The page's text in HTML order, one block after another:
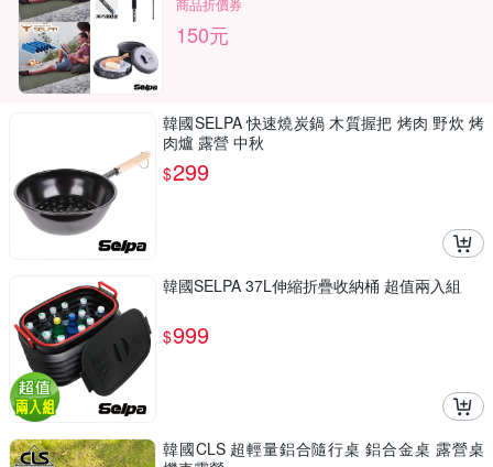
商品折價券
150元
韓國SELPA 快速燒炭鍋 木質握把 烤肉 野炊 烤
肉爐 露營 中秋
$299
韓國SELPA 37L伸縮折疊收納桶 超值兩入組
$999
韓國CLS 超輕量鋁合隨行桌 鋁合金桌 露營桌